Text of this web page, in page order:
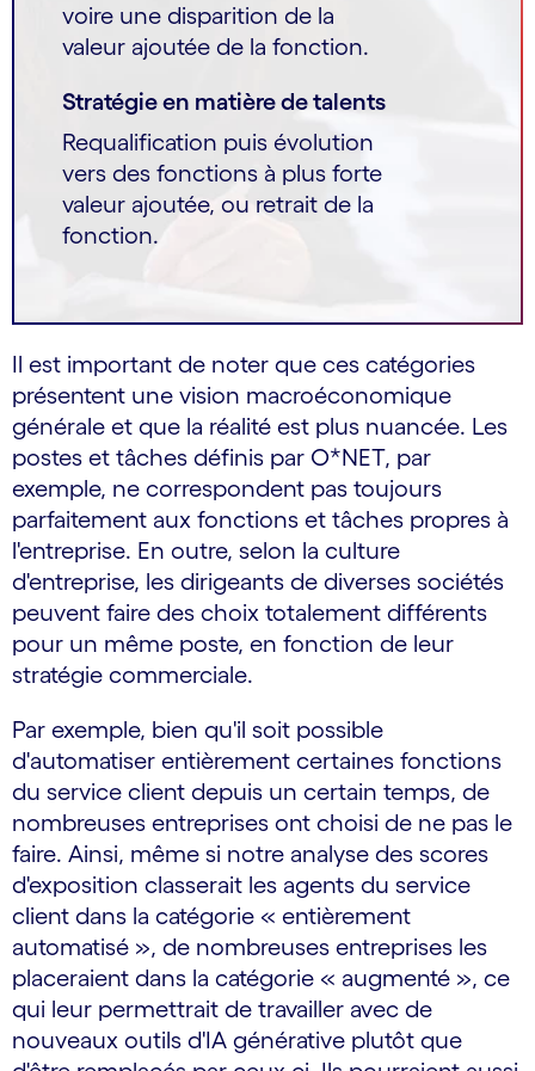
voire une disparition de la
valeur ajoutée de la fonction.
Stratégie en matière de talents
Requalification puis évolution
vers des fonctions à plus forte
valeur ajoutée, ou retrait de la
fonction.
Il est important de noter que ces catégories
présentent une vision macroéconomique
générale et que la réalité est plus nuancée. Les
postes et tâches définis par O*NET, par
exemple, ne correspondent pas toujours
parfaitement aux fonctions et tâches propres à
l'entreprise. En outre, selon la culture
d'entreprise, les dirigeants de diverses sociétés
peuvent faire des choix totalement différents
pour un même poste, en fonction de leur
stratégie commerciale.
Par exemple, bien qu'il soit possible
d'automatiser entièrement certaines fonctions
du service client depuis un certain temps, de
nombreuses entreprises ont choisi de ne pas le
faire. Ainsi, même si notre analyse des scores
d'exposition classerait les agents du service
client dans la catégorie « entièrement
automatisé », de nombreuses entreprises les
placeraient dans la catégorie « augmenté », ce
qui leur permettrait de travailler avec de
nouveaux outils d'IA générative plutôt que